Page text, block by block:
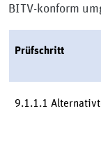
BITV-konform
Prüfschritt
9.1.1.1